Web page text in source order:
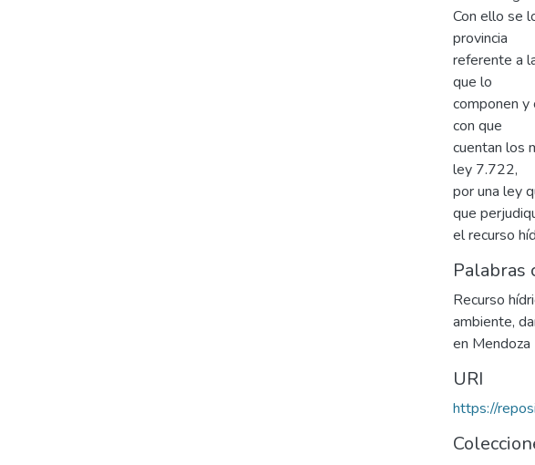
Con ello se
provincia
referente a
que lo
componen y
con que
cuentan los
ley 7.722,
por una ley
que
el recurso
Palabras
Recurso
ambiente,
en Mendoza
URI
https://